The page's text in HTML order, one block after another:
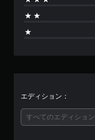
エディション：
すべてのエディション